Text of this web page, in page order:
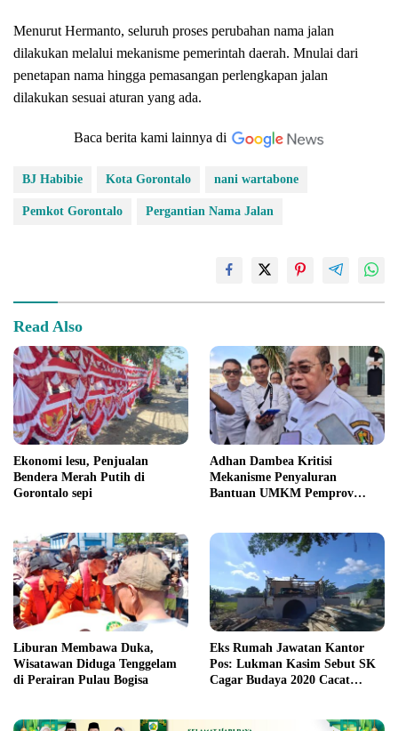
Menurut Hermanto, seluruh proses perubahan nama jalan
dilakukan melalui mekanisme pemerintah daerah. Mnulai dari
penetapan nama hingga pemasangan perlengkapan jalan
dilakukan sesuai aturan yang ada.
Baca berita kami lainnya di
BJ Habibie Kota Gorontalo nani wartabone
Pemkot Gorontalo Pergantian Nama Jalan
Read Also
Ekonomi lesu, Penjualan
Bendera Merah Putih di
Gorontalo sepi
Adhan Dambea Kritisi
Mekanisme Penyaluran
Bantuan UMKM Pemprov
Liburan Membawa Duka,
Wisatawan Diduga Tenggelam
di Perairan Pulau Bogisa
Eks Rumah Jawatan Kantor
Pos: Lukman Kasim Sebut SK
Cagar Budaya 2020 Cacat